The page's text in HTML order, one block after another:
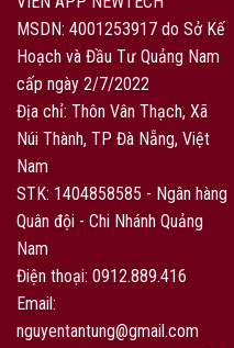
MSDN: 4001253917 do Sở Kế
Hoạch và Đầu Tư Quảng Nam
cấp ngày 2/7/2022
Địa chỉ: Thôn Vân Thạch, Xã
Núi Thành, TP Đà Nẵng, Việt
Nam
STK: 1404858585 - Ngân hàng
Quân đội - Chi Nhánh Quảng
Nam
Điện thoại: 0912.889.416
Email:
nguyentantung@gmail.com